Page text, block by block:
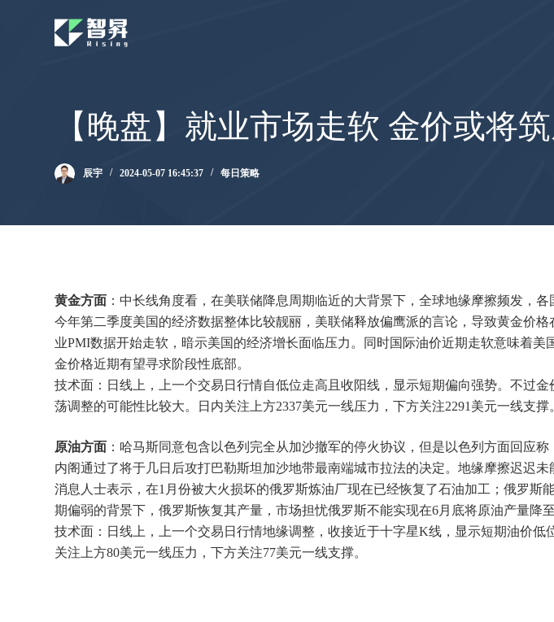
【晚盘】就业市场走软 金价或将
辰宇 2024-05-07 16:45:37 每日策略
黄金方面 ：中长线角度看，在美联储降息周期临近的大背景下，全球地缘摩擦频发，
今年第二季度美国的经济数据整体比较靓丽，美联储释放偏鹰派的言论，导致黄金价
业PMI数据开始走软，暗示美国的经济增长面临压力。同时国际油价近期走软意味着
金价格近期有望寻求阶段性底部。
技术面：日线上，上一个交易日行情自低位走高且收阳线，显示短期偏向强势。不过
荡调整的可能性比较大。日内关注上方2337美元一线压力，下方关注2291美元一线支撑
原油方面 ：哈马斯同意包含以色列完全从加沙撤军的停火协议，但是以色列方面回应
内阁通过了将于几日后攻打巴勒斯坦加沙地带最南端城市拉法的决定。地缘摩擦迟迟
消息人士表示，在1月份被大火损坏的俄罗斯炼油厂现在已经恢复了石油加工；俄罗
期偏弱的背景下，俄罗斯恢复其产量，市场担忧俄罗斯不能实现在6月底将原油产量降
技术面：日线上，上一个交易日行情地缘调整，收接近于十字星K线，显示短期油价
关注上方80美元一线压力，下方关注77美元一线支撑。